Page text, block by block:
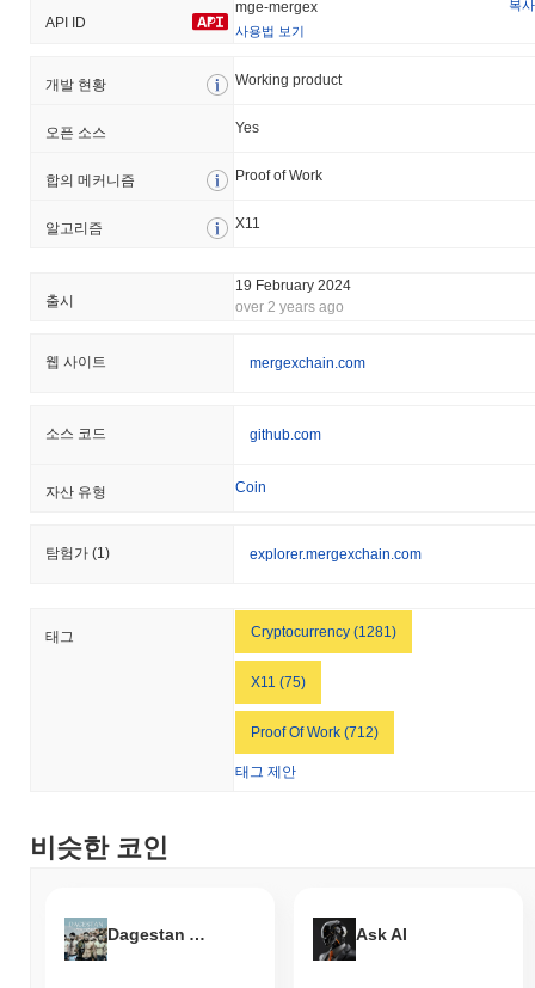
API ID
mge-mergex
복사
사용법 보기
개발 현황 Working product
오픈 소스 Yes
합의 메커니즘 Proof of Work
알고리즘 X11
출시
19 February 2024
over 2 years ago
웹 사이트 mergexchain.com
소스 코드 github.com
자산 유형 Coin
탐험가 (1) explorer.mergexchain.com
태그 Cryptocurrency (1281)
X11 (75)
Proof Of Work (712)
태그 제안
비슷한 코인
Dagestan And Forget Ask AI